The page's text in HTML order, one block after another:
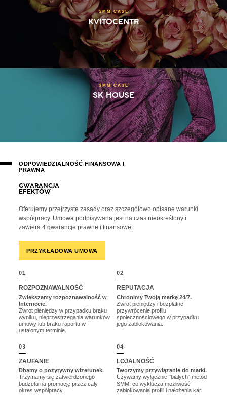
SMM CASE
KVITOCENTR
SMM CASE
SK HOUSE
ODPOWIEDZIALNOŚĆ FINANSOWA I
PRAWNA
GWARANCJA
EFEKTÓW
Oferujemy przejrzyste zasady oraz szczegółowo opisane warunki
współpracy. Umowa podpisywana jest na czas nieokreślony i
zawiera 4 gwarancje prawne i finansowe.
PRZYKŁADOWA UMOWA
01
ROZPOZNAWALNOŚĆ
Zwiększamy rozpoznawalność w
Internecie.
Zwrot pieniędzy w przypadku braku
wyniku, nieprzestrzegania warunków
umowy lub braku raportu w
ustalonym terminie.
02
REPUTACJA
Chronimy Twoją markę 24/7.
Zwrot pieniędzy i bezpłatne
przywrócenie profilu
społecznościowego w przypadku
jego zablokowania.
03
ZAUFANIE
Dbamy o pozytywny wizerunek.
Trzymamy się zatwierdzonego
budżetu na promocję przez cały
okres współpracy.
04
LOJALNOŚĆ
Tworzymy przywiązanie do marki.
Używamy wyłącznie "białych" metod
SMM, co wyklucza możliwość
zablokowania profili i nałożenia kar.